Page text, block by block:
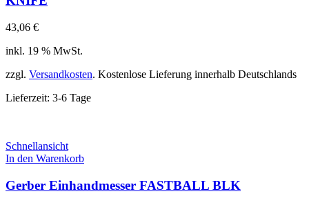
43,06 €
inkl. 19 % MwSt.
zzgl. Versandkosten. Kostenlose Lieferung innerhalb Deutschlands
Lieferzeit: 3-6 Tage
Schnellansicht
In den Warenkorb
Gerber Einhandmesser FASTBALL BLK